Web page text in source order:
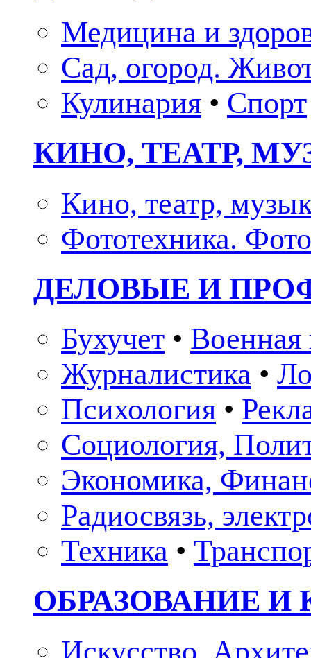
Медицина и
Сад, огород.
Кулинария • Спорт
КИНО, ТЕАТР,
Кино, театр,
Фототехника.
ДЕЛОВЫЕ И
Бухучет • Военная
Журналистика •
Психология •
Социология,
Экономика,
Радиосвязь,
Техника •
ОБРАЗОВАНИЕ И
Искусство.